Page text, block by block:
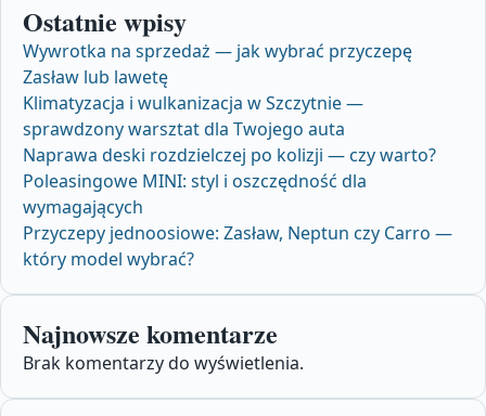
Ostatnie wpisy
Wywrotka na sprzedaż — jak wybrać przyczepę
Zasław lub lawetę
Klimatyzacja i wulkanizacja w Szczytnie —
sprawdzony warsztat dla Twojego auta
Naprawa deski rozdzielczej po kolizji — czy warto?
Poleasingowe MINI: styl i oszczędność dla
wymagających
Przyczepy jednoosiowe: Zasław, Neptun czy Carro —
który model wybrać?
Najnowsze komentarze
Brak komentarzy do wyświetlenia.